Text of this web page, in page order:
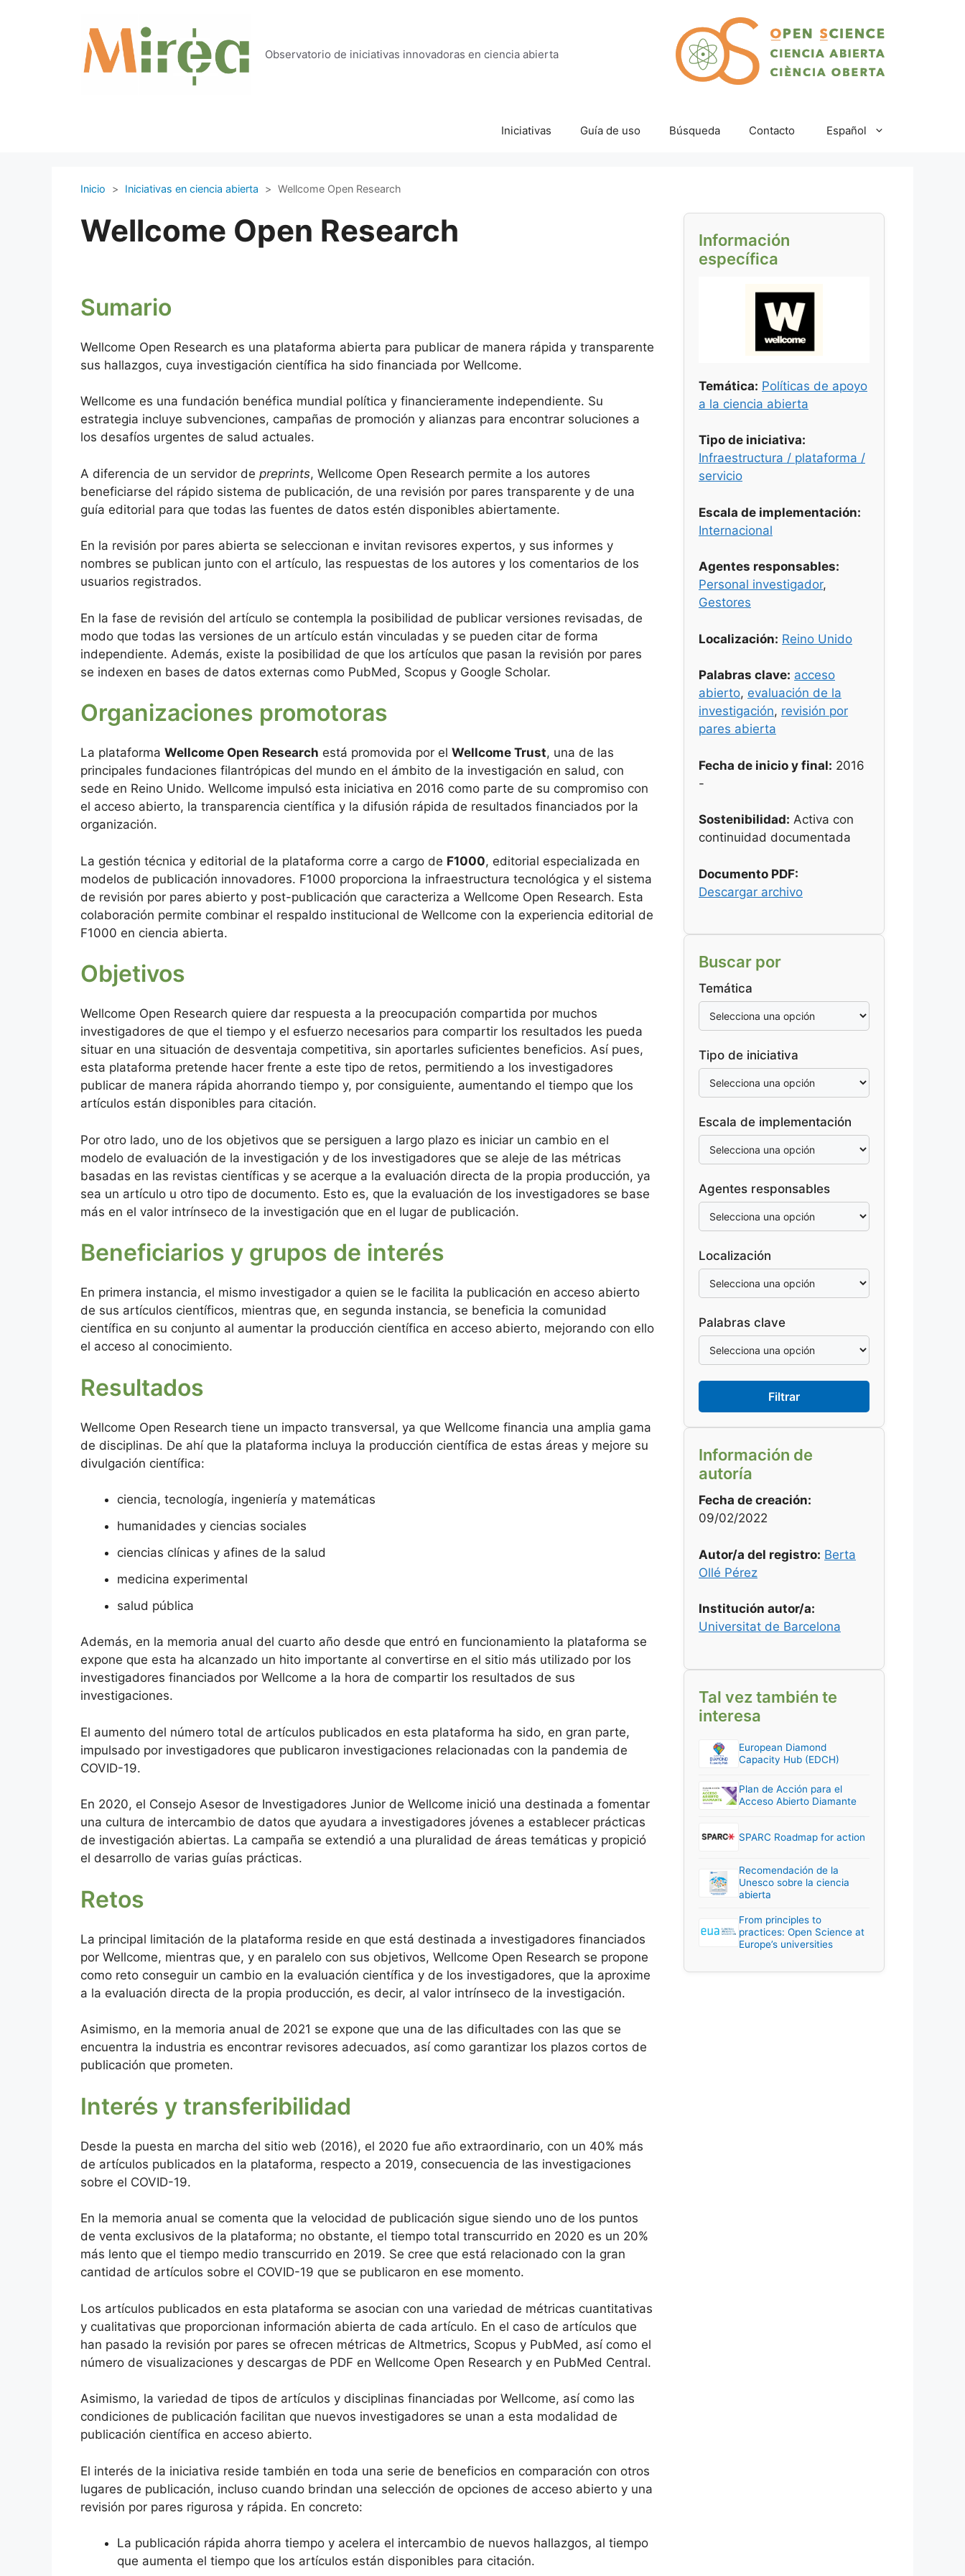
Observatorio de iniciativas innovadoras en ciencia abierta
Iniciativas Guía de uso Búsqueda Contacto Español
Inicio > Iniciativas en ciencia abierta > Wellcome Open Research
Wellcome Open Research
Sumario
Wellcome Open Research es una plataforma abierta para publicar de manera rápida y transparente
sus hallazgos, cuya investigación científica ha sido financiada por Wellcome.
Wellcome es una fundación benéfica mundial política y financieramente independiente. Su
estrategia incluye subvenciones, campañas de promoción y alianzas para encontrar soluciones a
los desafíos urgentes de salud actuales.
A diferencia de un servidor de preprints, Wellcome Open Research permite a los autores
beneficiarse del rápido sistema de publicación, de una revisión por pares transparente y de una
guía editorial para que todas las fuentes de datos estén disponibles abiertamente.
En la revisión por pares abierta se seleccionan e invitan revisores expertos, y sus informes y
nombres se publican junto con el artículo, las respuestas de los autores y los comentarios de los
usuarios registrados.
En la fase de revisión del artículo se contempla la posibilidad de publicar versiones revisadas, de
modo que todas las versiones de un artículo están vinculadas y se pueden citar de forma
independiente. Además, existe la posibilidad de que los artículos que pasan la revisión por pares
se indexen en bases de datos externas como PubMed, Scopus y Google Scholar.
Organizaciones promotoras
La plataforma Wellcome Open Research está promovida por el Wellcome Trust, una de las
principales fundaciones filantrópicas del mundo en el ámbito de la investigación en salud, con
sede en Reino Unido. Wellcome impulsó esta iniciativa en 2016 como parte de su compromiso con
el acceso abierto, la transparencia científica y la difusión rápida de resultados financiados por la
organización.
La gestión técnica y editorial de la plataforma corre a cargo de F1000, editorial especializada en
modelos de publicación innovadores. F1000 proporciona la infraestructura tecnológica y el sistema
de revisión por pares abierto y post-publicación que caracteriza a Wellcome Open Research. Esta
colaboración permite combinar el respaldo institucional de Wellcome con la experiencia editorial de
F1000 en ciencia abierta.
Objetivos
Wellcome Open Research quiere dar respuesta a la preocupación compartida por muchos
investigadores de que el tiempo y el esfuerzo necesarios para compartir los resultados les pueda
situar en una situación de desventaja competitiva, sin aportarles suficientes beneficios. Así pues,
esta plataforma pretende hacer frente a este tipo de retos, permitiendo a los investigadores
publicar de manera rápida ahorrando tiempo y, por consiguiente, aumentando el tiempo que los
artículos están disponibles para citación.
Por otro lado, uno de los objetivos que se persiguen a largo plazo es iniciar un cambio en el
modelo de evaluación de la investigación y de los investigadores que se aleje de las métricas
basadas en las revistas científicas y se acerque a la evaluación directa de la propia producción, ya
sea un artículo u otro tipo de documento. Esto es, que la evaluación de los investigadores se base
más en el valor intrínseco de la investigación que en el lugar de publicación.
Beneficiarios y grupos de interés
En primera instancia, el mismo investigador a quien se le facilita la publicación en acceso abierto
de sus artículos científicos, mientras que, en segunda instancia, se beneficia la comunidad
científica en su conjunto al aumentar la producción científica en acceso abierto, mejorando con ello
el acceso al conocimiento.
Resultados
Wellcome Open Research tiene un impacto transversal, ya que Wellcome financia una amplia gama
de disciplinas. De ahí que la plataforma incluya la producción científica de estas áreas y mejore su
divulgación científica:
ciencia, tecnología, ingeniería y matemáticas
humanidades y ciencias sociales
ciencias clínicas y afines de la salud
medicina experimental
salud pública
Además, en la memoria anual del cuarto año desde que entró en funcionamiento la plataforma se
expone que esta ha alcanzado un hito importante al convertirse en el sitio más utilizado por los
investigadores financiados por Wellcome a la hora de compartir los resultados de sus
investigaciones.
El aumento del número total de artículos publicados en esta plataforma ha sido, en gran parte,
impulsado por investigadores que publicaron investigaciones relacionadas con la pandemia de
COVID-19.
En 2020, el Consejo Asesor de Investigadores Junior de Wellcome inició una destinada a fomentar
una cultura de intercambio de datos que ayudara a investigadores jóvenes a establecer prácticas
de investigación abiertas. La campaña se extendió a una pluralidad de áreas temáticas y propició
el desarrollo de varias guías prácticas.
Retos
La principal limitación de la plataforma reside en que está destinada a investigadores financiados
por Wellcome, mientras que, y en paralelo con sus objetivos, Wellcome Open Research se propone
como reto conseguir un cambio en la evaluación científica y de los investigadores, que la aproxime
a la evaluación directa de la propia producción, es decir, al valor intrínseco de la investigación.
Asimismo, en la memoria anual de 2021 se expone que una de las dificultades con las que se
encuentra la industria es encontrar revisores adecuados, así como garantizar los plazos cortos de
publicación que prometen.
Interés y transferibilidad
Desde la puesta en marcha del sitio web (2016), el 2020 fue año extraordinario, con un 40% más
de artículos publicados en la plataforma, respecto a 2019, consecuencia de las investigaciones
sobre el COVID-19.
En la memoria anual se comenta que la velocidad de publicación sigue siendo uno de los puntos
de venta exclusivos de la plataforma; no obstante, el tiempo total transcurrido en 2020 es un 20%
más lento que el tiempo medio transcurrido en 2019. Se cree que está relacionado con la gran
cantidad de artículos sobre el COVID-19 que se publicaron en ese momento.
Los artículos publicados en esta plataforma se asocian con una variedad de métricas cuantitativas
y cualitativas que proporcionan información abierta de cada artículo. En el caso de artículos que
han pasado la revisión por pares se ofrecen métricas de Altmetrics, Scopus y PubMed, así como el
número de visualizaciones y descargas de PDF en Wellcome Open Research y en PubMed Central.
Asimismo, la variedad de tipos de artículos y disciplinas financiadas por Wellcome, así como las
condiciones de publicación facilitan que nuevos investigadores se unan a esta modalidad de
publicación científica en acceso abierto.
El interés de la iniciativa reside también en toda una serie de beneficios en comparación con otros
lugares de publicación, incluso cuando brindan una selección de opciones de acceso abierto y una
revisión por pares rigurosa y rápida. En concreto:
La publicación rápida ahorra tiempo y acelera el intercambio de nuevos hallazgos, al tiempo
que aumenta el tiempo que los artículos están disponibles para citación.
Información
específica
Temática: Políticas de apoyo
a la ciencia abierta
Tipo de iniciativa:
Infraestructura / plataforma /
servicio
Escala de implementación:
Internacional
Agentes responsables:
Personal investigador,
Gestores
Localización: Reino Unido
Palabras clave: acceso
abierto, evaluación de la
investigación, revisión por
pares abierta
Fecha de inicio y final: 2016
-
Sostenibilidad: Activa con
continuidad documentada
Documento PDF:
Descargar archivo
Buscar por
Temática
Tipo de iniciativa
Escala de implementación
Agentes responsables
Localización
Palabras clave
Filtrar
Información de
autoría
Fecha de creación:
09/02/2022
Autor/a del registro: Berta
Ollé Pérez
Institución autor/a:
Universitat de Barcelona
Tal vez también te
interesa
European Diamond
Capacity Hub (EDCH)
Plan de Acción para el
Acceso Abierto Diamante
SPARC Roadmap for action
Recomendación de la
Unesco sobre la ciencia
abierta
From principles to
practices: Open Science at
Europe’s universities